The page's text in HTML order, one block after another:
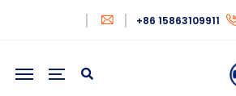
+86 15863109911